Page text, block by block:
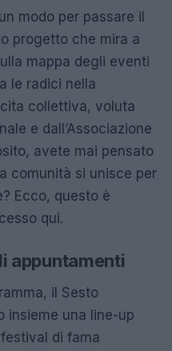
modo per passare il
progetto che mira a
mappa degli eventi
le radici nella
collettiva, voluta
e dall’Associazione
avete mai pensato
comunità si unisce per
Ecco, questo è
qui.
appuntamenti
il Sesto
insieme una line-up
di fama